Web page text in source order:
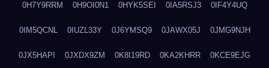
0H7Y9RRM 0H9OI0N1 0HYK5SEI 0IA5RSJ3 0IF4Y4UQ
0IM5QCNL 0IUZL33Y 0J6YMSQ9 0JAWX05J 0JMG9NJH
0JX5HAPI 0JXDX9ZM 0K8I19RD 0KA2KHRR 0KCE9EJG